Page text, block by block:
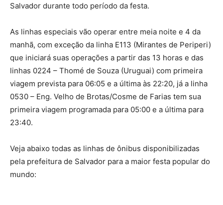
Salvador durante todo período da festa.
As linhas especiais vão operar entre meia noite e 4 da
manhã, com exceção da linha E113 (Mirantes de Periperi)
que iniciará suas operações a partir das 13 horas e das
linhas 0224 – Thomé de Souza (Uruguai) com primeira
viagem prevista para 06:05 e a última às 22:20, já a linha
0530 – Eng. Velho de Brotas/Cosme de Farias tem sua
primeira viagem programada para 05:00 e a última para
23:40.
Veja abaixo todas as linhas de ônibus disponibilizadas
pela prefeitura de Salvador para a maior festa popular do
mundo: